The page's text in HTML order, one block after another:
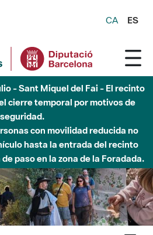
CA ES
2026 - Parque Fluvial Besós -
Parque Fluvial del Besòs debido
de una pasarela sobre el río